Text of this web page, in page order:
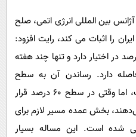
وحشبین المللی انرژی اتمی، صلح
را اثبات می کند، رایت افزود:
مقداری اورانیوم با غنای ۲۰ درصد در اختیار دارد و تنها چند هفته
سطح ۶۰ درصد فاصله دارد. رساندن آن به سطح
تسلیحاتی یک فرآیند طولانی است، اما وقتی در سطح ۶۰ درصد قرار
بخش عمده مسیر لازم برای
۹۰ درصدی طی شده است. این مساله بسیار